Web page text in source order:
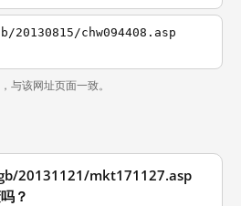
chw094408.asp
与该网址页面一致。
20131121/mkt171127.asp
？